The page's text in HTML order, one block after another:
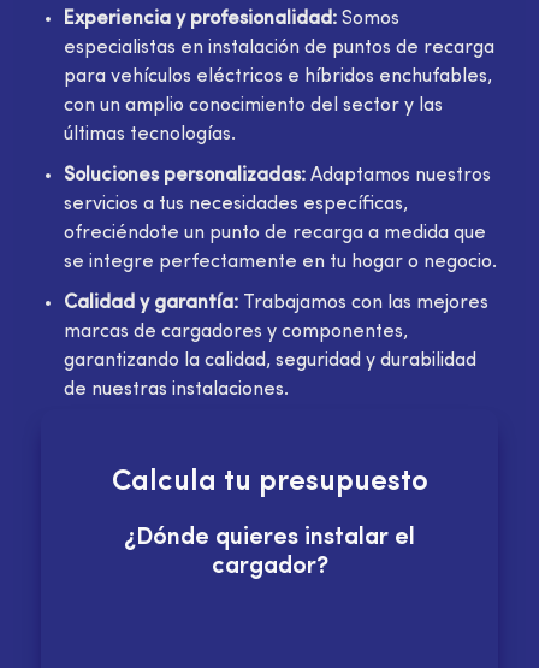
Experiencia y profesionalidad:Somos
especialistas en instalación de puntos de recarga
para vehículos eléctricos e híbridos enchufables,
con un amplio conocimiento del sector y las
últimas tecnologías.
Soluciones personalizadas:Adaptamos nuestros
servicios a tus necesidades específicas,
ofreciéndote un punto de recarga a medida que
se integre perfectamente en tu hogar o negocio.
Calidad y garantía:Trabajamos con las mejores
marcas de cargadores y componentes,
garantizando la calidad, seguridad y durabilidad
de nuestras instalaciones.
Calcula tu presupuesto
¿Dónde quieres instalar el
cargador?